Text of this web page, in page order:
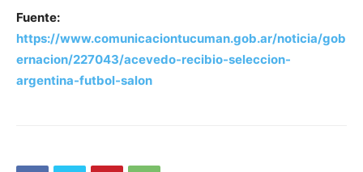
Fuente:
https://www.comunicaciontucuman.gob.ar/noticia/gob
ernacion/227043/acevedo-recibio-seleccion-
argentina-futbol-salon